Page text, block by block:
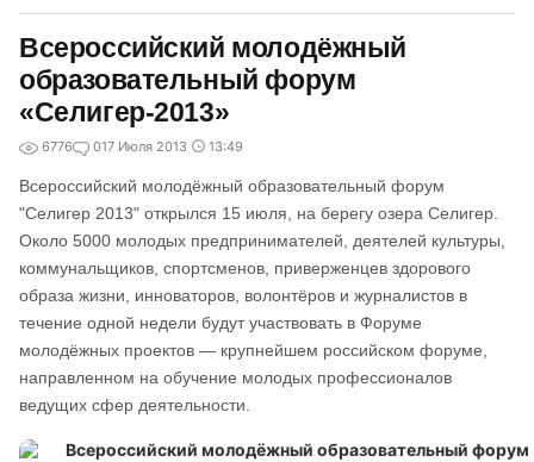
Всероссийский молодёжный
образовательный форум
«Селигер-2013»
6776 017 Июля 2013 13:49
Всероссийский молодёжный образовательный форум
"Селигер 2013" открылся 15 июля, на берегу озера Селигер.
Около 5000 молодых предпринимателей, деятелей культуры,
коммунальщиков, спортсменов, приверженцев здорового
образа жизни, инноваторов, волонтёров и журналистов в
течение одной недели будут участвовать в Форуме
молодёжных проектов — крупнейшем российском форуме,
направленном на обучение молодых профессионалов
ведущих сфер деятельности.